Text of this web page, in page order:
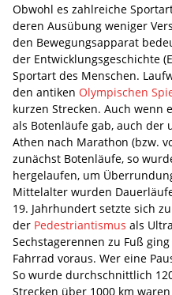
Obwohl es zahlreiche
deren Ausübung weniger
den Bewegungsapparat
der Entwicklungsgeschichte
Sportart des Menschen.
den antiken Olympischen
kurzen Strecken. Auch wenn
als Botenläufe gab, auch der
Athen nach Marathon (bzw.
zunächst Botenläufe, so
hergelaufen, um
Mittelalter wurden
19. Jahrhundert setzte sich
der Pedestriantismus als
Sechstagerennen zu Fuß
Fahrrad voraus. Wer eine
So wurde durchschnittlich
Strecken über 1000 km